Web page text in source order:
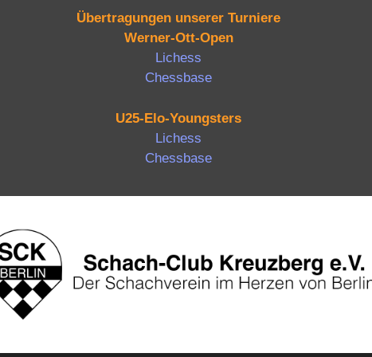
Übertragungen unserer Turniere
Werner-Ott-Open
Lichess
Chessbase
U25-Elo-Youngsters
Lichess
Chessbase